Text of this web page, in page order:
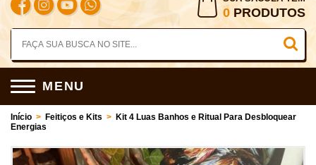
0 PRODUTOS
MENU
Início > Feitiços e Kits > Kit 4 Luas Banhos e Ritual Para Desbloquear
Energias